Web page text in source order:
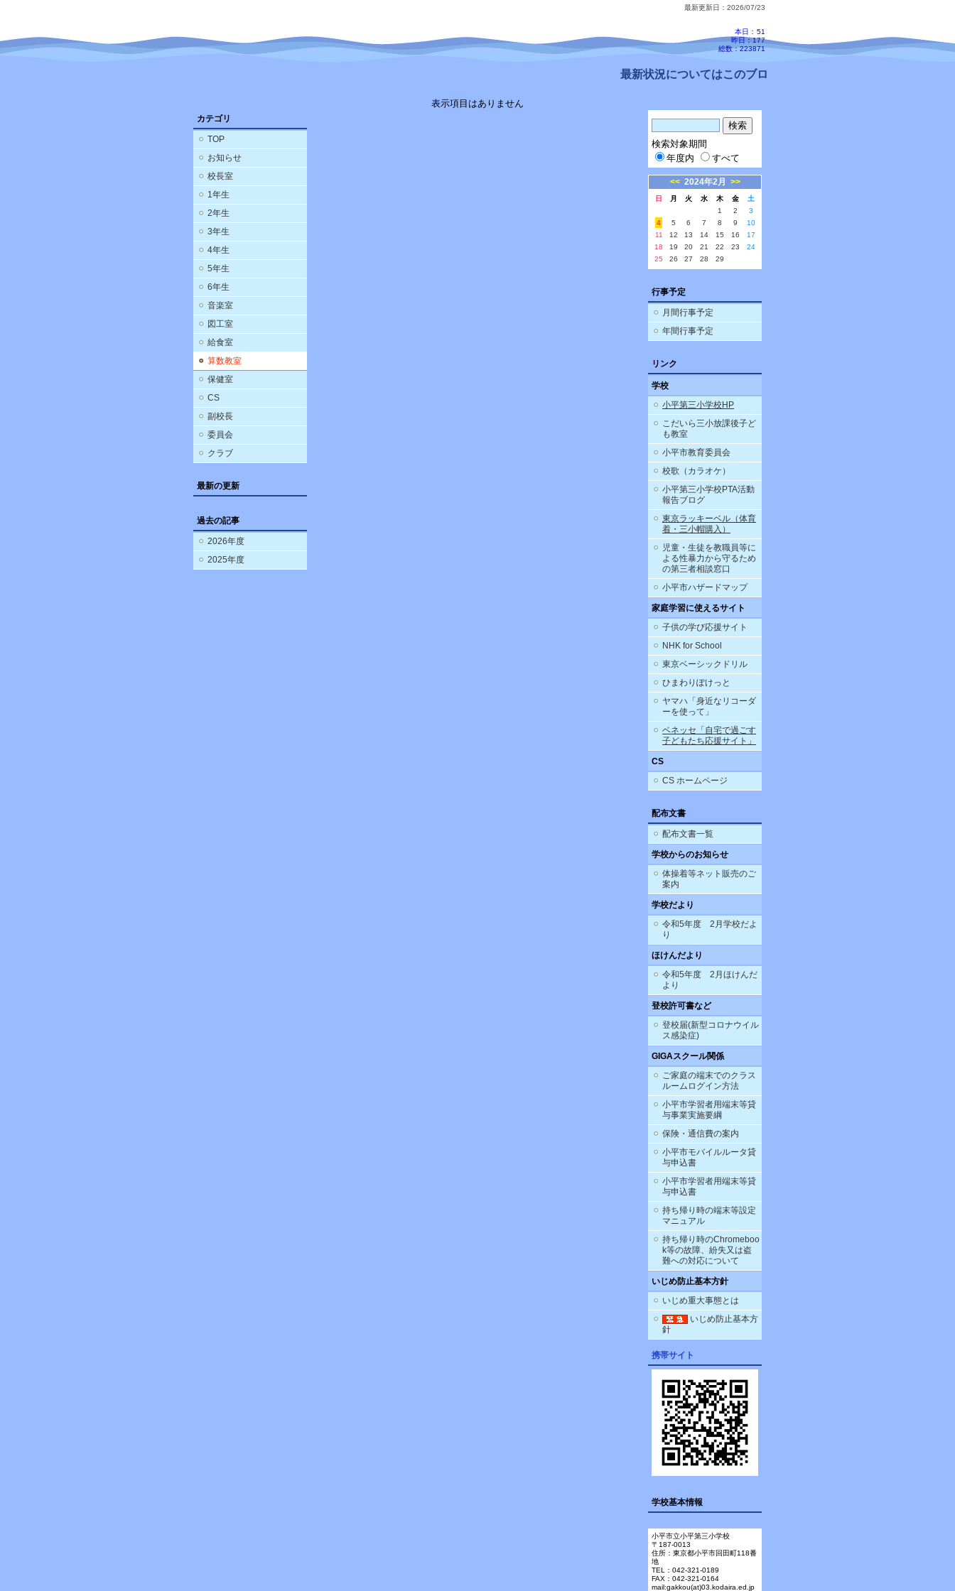
最新更新日：2026/07/23
本日： 51
昨日：177
総数：223871
最新状況についてはこのブログ、配信メールをご確認ください。
カテゴリ
TOP
お知らせ
校長室
1年生
2年生
3年生
4年生
5年生
6年生
音楽室
図工室
給食室
算数教室
保健室
CS
副校長
委員会
クラブ
最新の更新
過去の記事
2026年度
2025年度
表示項目はありません
検索対象期間
年度内
すべて
<< 2024年2月 >>
日 月 火 水 木 金
土
1
2
3
4
5 6 7 8 9
10
11
12 13 14 15 16
17
18
19 20 21 22 23
24
25
26 27 28 29
行事予定
月間行事予定
年間行事予定
リンク
学校
小平第三小学校HP
こだいら三小放課後子ど
も教室
小平市教育委員会
校歌（カラオケ）
小平第三小学校PTA活動
報告ブログ
東京ラッキーベル（体育
着・三小帽購入）
児童・生徒を教職員等に
よる性暴力から守るため
の第三者相談窓口
小平市ハザードマップ
家庭学習に使えるサイト
子供の学び応援サイト
NHK for School
東京ベーシックドリル
ひまわりぽけっと
ヤマハ「身近なリコーダ
ーを使って」
ベネッセ「自宅で過ごす
子どもたち応援サイト」
CS
CS ホームページ
配布文書
配布文書一覧
学校からのお知らせ
体操着等ネット販売のご
案内
学校だより
令和5年度 2月学校だよ
り
ほけんだより
令和5年度 2月ほけんだ
より
登校許可書など
登校届(新型コロナウイル
ス感染症)
GIGAスクール関係
ご家庭の端末でのクラス
ルームログイン方法
小平市学習者用端末等貸
与事業実施要綱
保険・通信費の案内
小平市モバイルルータ貸
与申込書
小平市学習者用端末等貸
与申込書
持ち帰り時の端末等設定
マニュアル
持ち帰り時のChromeboo
k等の故障、紛失又は盗
難への対応について
いじめ防止基本方針
いじめ重大事態とは
いじめ防止基本方
針
携帯サイト
学校基本情報
小平市立小平第三小学校
〒187-0013
住所：東京都小平市回田町118番
地
TEL：042-321-0189
FAX：042-321-0164
mail:gakkou(at)03.kodaira.ed.jp